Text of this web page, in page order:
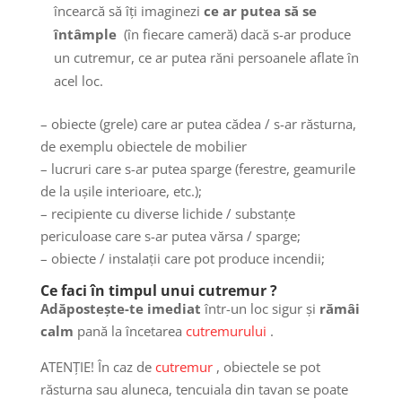
încearcă să îți imaginezi ce ar putea să se
întâmple (în fiecare cameră) dacă s-ar produce
un cutremur, ce ar putea răni persoanele aflate în
acel loc.
– obiecte (grele) care ar putea cădea / s-ar răsturna,
de exemplu obiectele de mobilier
– lucruri care s-ar putea sparge (ferestre, geamurile
de la ușile interioare, etc.);
– recipiente cu diverse lichide / substanțe
periculoase care s-ar putea vărsa / sparge;
– obiecte / instalații care pot produce incendii;
Ce faci în timpul unui cutremur?
Adăpostește-te imediat într-un loc sigur şi rămâi
calm pană la încetarea cutremurului .
ATENŢIE! În caz decutremur, obiectele se pot
răsturna sau aluneca, tencuiala din tavan se poate